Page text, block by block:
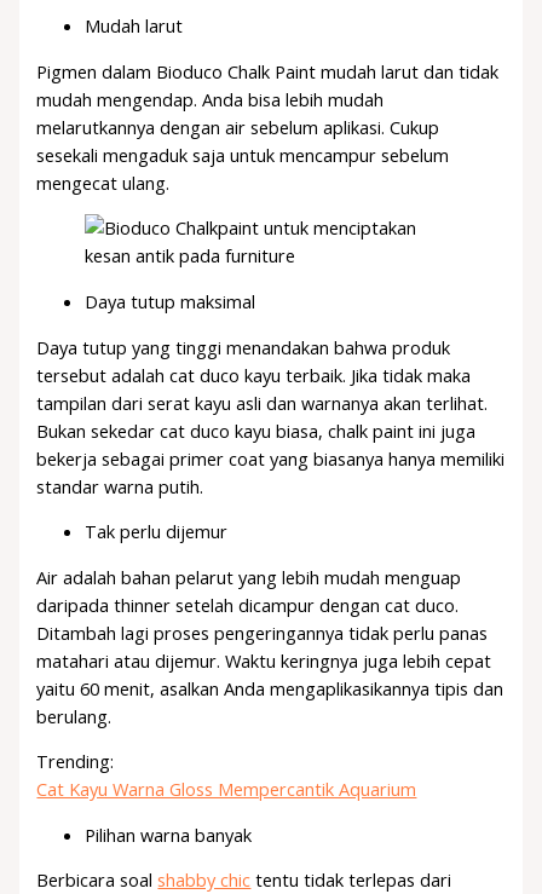
Mudah larut
Pigmen dalam Bioduco Chalk Paint mudah larut dan tidak
mudah mengendap. Anda bisa lebih mudah
melarutkannya dengan air sebelum aplikasi. Cukup
sesekali mengaduk saja untuk mencampur sebelum
mengecat ulang.
Daya tutup maksimal
Daya tutup yang tinggi menandakan bahwa produk
tersebut adalah cat duco kayu terbaik. Jika tidak maka
tampilan dari serat kayu asli dan warnanya akan terlihat.
Bukan sekedar cat duco kayu biasa, chalk paint ini juga
bekerja sebagai primer coat yang biasanya hanya memiliki
standar warna putih.
Tak perlu dijemur
Air adalah bahan pelarut yang lebih mudah menguap
daripada thinner setelah dicampur dengan cat duco.
Ditambah lagi proses pengeringannya tidak perlu panas
matahari atau dijemur. Waktu keringnya juga lebih cepat
yaitu 60 menit, asalkan Anda mengaplikasikannya tipis dan
berulang.
Trending:
Cat Kayu Warna Gloss Mempercantik Aquarium
Pilihan warna banyak
Berbicara soalshabby chic tentu tidak terlepas dari